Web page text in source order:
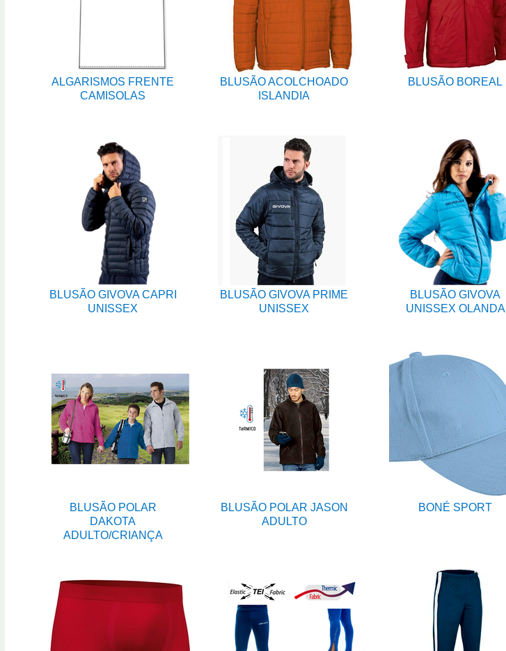
ALGARISMOS FRENTE
CAMISOLAS
BLUSÃO ACOLCHOADO
ISLANDIA
BLUSÃO BOREAL
BLUSÃO GIVOVA CAPRI
UNISSEX
BLUSÃO GIVOVA PRIME
UNISSEX
BLUSÃO GIVOVA
UNISSEX OLANDA
BLUSÃO POLAR
DAKOTA
ADULTO/CRIANÇA
BLUSÃO POLAR JASON
ADULTO
BONÉ SPORT